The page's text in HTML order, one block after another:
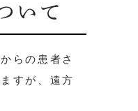
いて
らの患者さ
すが、遠方